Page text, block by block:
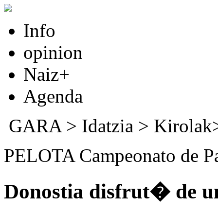
Info
opinion
Naiz+
Agenda
GARA> Idatzia >
PELOTA Campeonato de
Donostia disfrut� de